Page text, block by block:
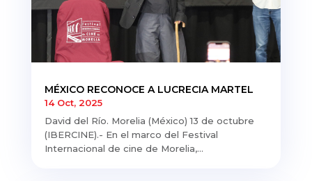
MÉXICO RECONOCE A LUCRECIA MARTEL
14 Oct, 2025
David del Río. Morelia (México) 13 de octubre
(IBERCINE).- En el marco del Festival
Internacional de cine de Morelia,...